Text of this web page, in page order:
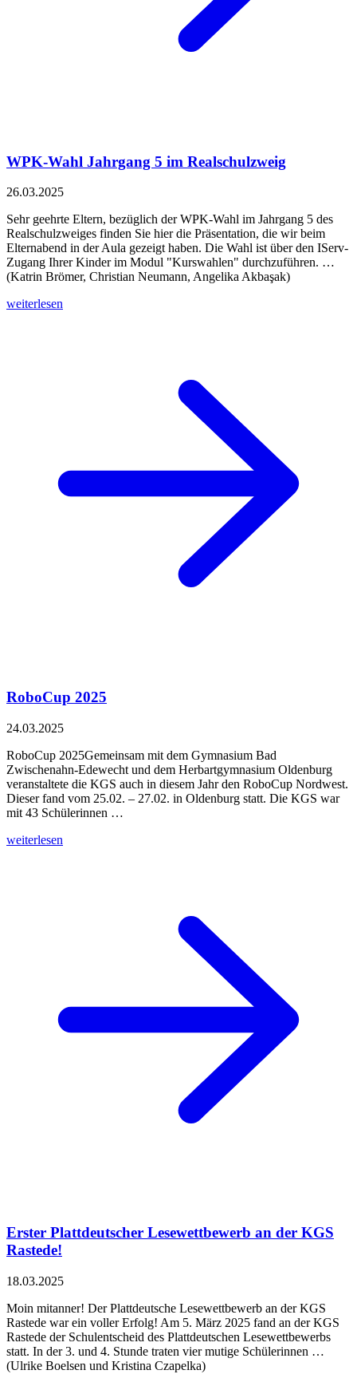
WPK-Wahl Jahrgang 5 im Realschulzweig
26.03.2025
Sehr geehrte Eltern, bezüglich der WPK-Wahl im Jahrgang 5 des
Realschulzweiges finden Sie hier die Präsentation, die wir beim
Elternabend in der Aula gezeigt haben. Die Wahl ist über den IServ-
Zugang Ihrer Kinder im Modul "Kurswahlen" durchzuführen. …
(Katrin Brömer, Christian Neumann, Angelika Akbaşak)
weiterlesen
RoboCup 2025
24.03.2025
RoboCup 2025Gemeinsam mit dem Gymnasium Bad
Zwischenahn-Edewecht und dem Herbartgymnasium Oldenburg
veranstaltete die KGS auch in diesem Jahr den RoboCup Nordwest.
Dieser fand vom 25.02. – 27.02. in Oldenburg statt. Die KGS war
mit 43 Schülerinnen …
weiterlesen
Erster Plattdeutscher Lesewettbewerb an der KGS
Rastede!
18.03.2025
Moin mitanner! Der Plattdeutsche Lesewettbewerb an der KGS
Rastede war ein voller Erfolg! Am 5. März 2025 fand an der KGS
Rastede der Schulentscheid des Plattdeutschen Lesewettbewerbs
statt. In der 3. und 4. Stunde traten vier mutige Schülerinnen …
(Ulrike Boelsen und Kristina Czapelka)